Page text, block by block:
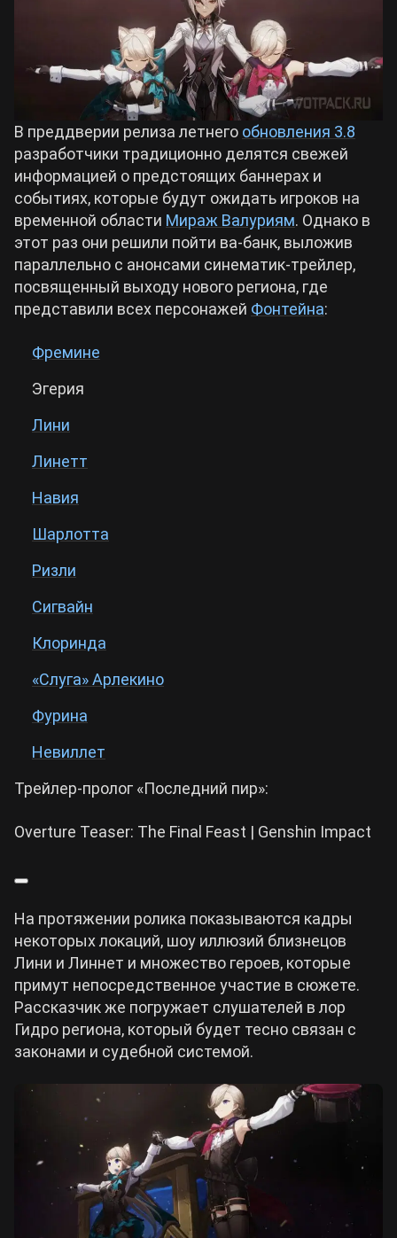
Crimson Desert
Zenless Zone Zero
Kingdom Come: Deliverance 2
Path of Exile 2
Wuthering Waves
Hogwarts Legacy
Cyberpunk 2077
Все игры
Билды Arknights: Endfield
Билды Wuthering Waves
Билды Cyberpunk 2077
Билды Path of Exile 2
В преддверии релиза летнего обновления 3.8
разработчики традиционно делятся свежей
информацией о предстоящих баннерах и
событиях, которые будут ожидать игроков на
временной области Мираж Валуриям. Однако в
этот раз они решили пойти ва-банк, выложив
параллельно с анонсами синематик-трейлер,
посвященный выходу нового региона, где
представили всех персонажей Фонтейна:
Фремине
Эгерия
Лини
Линетт
Навия
Шарлотта
Ризли
Сигвайн
Клоринда
«Слуга» Арлекино
Фурина
Невиллет
Трейлер-пролог «Последний пир»:
Overture Teaser: The Final Feast | Genshin Impact
На протяжении ролика показываются кадры
некоторых локаций, шоу иллюзий близнецов
Лини и Линнет и множество героев, которые
примут непосредственное участие в сюжете.
Рассказчик же погружает слушателей в лор
Гидро региона, который будет тесно связан с
законами и судебной системой.